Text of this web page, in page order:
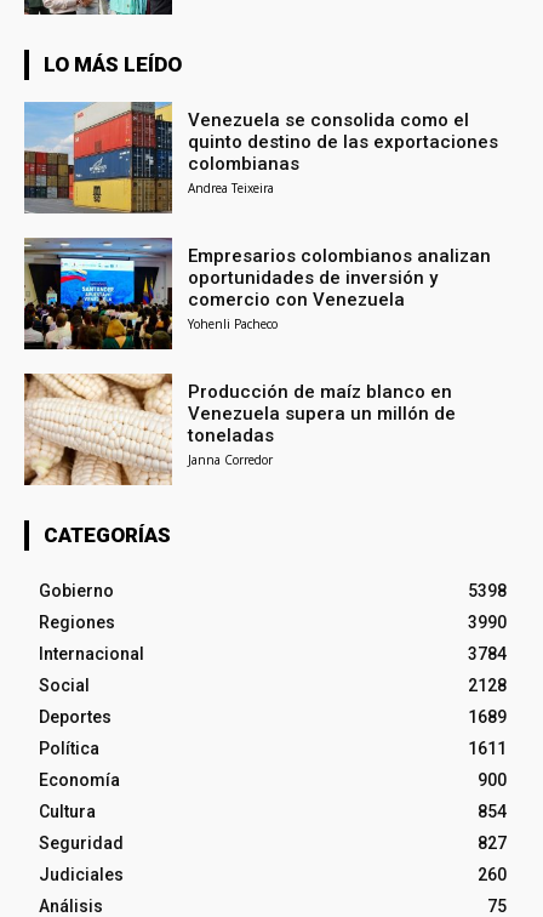
LO MÁS LEÍDO
Venezuela se consolida como el
quinto destino de las exportaciones
colombianas
Andrea Teixeira
Empresarios colombianos analizan
oportunidades de inversión y
comercio con Venezuela
Yohenli Pacheco
Producción de maíz blanco en
Venezuela supera un millón de
toneladas
Janna Corredor
CATEGORÍAS
Gobierno
5398
Regiones
3990
Internacional
3784
Social
2128
Deportes
1689
Política
1611
Economía
900
Cultura
854
Seguridad
827
Judiciales
260
Análisis
75